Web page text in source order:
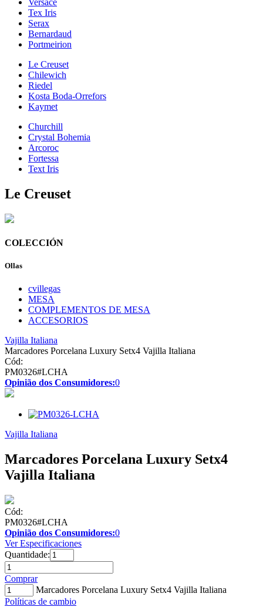
Tex Iris
Serax
Bernardaud
Portmeirion
Le Creuset
Chilewich
Riedel
Kosta Boda-Orrefors
Kaymet
Churchill
Crystal Bohemia
Arcoroc
Fortessa
Text Iris
Le Creuset
COLECCIÓN
Ollas
cvillegas
MESA
COMPLEMENTOS DE MESA
ACCESORIOS
Vajilla Italiana
Marcadores Porcelana Luxury Setx4 Vajilla Italiana
Cód:
PM0326#LCHA
Opinião dos Consumidores:0
Vajilla Italiana
Marcadores Porcelana Luxury Setx4
Vajilla Italiana
Cód:
PM0326#LCHA
Opinião dos Consumidores:0
Ver Especificaciones
Quantidade:
Comprar
Marcadores Porcelana Luxury Setx4 Vajilla Italiana
Políticas de cambio